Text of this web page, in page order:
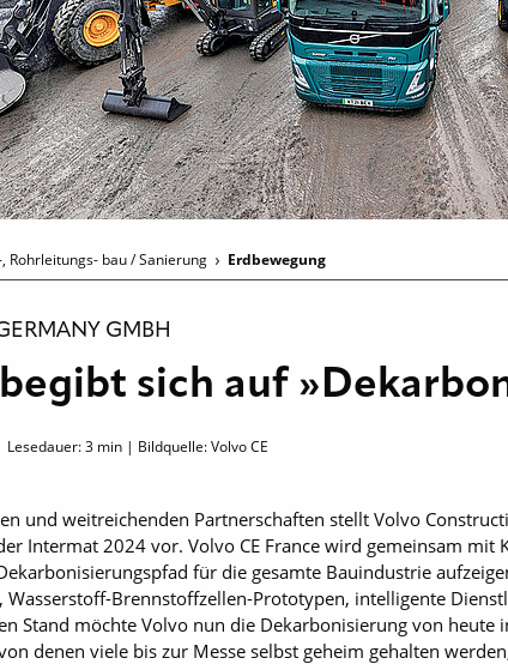
, Rohrleitungs- bau / Sanierung Erdbewegung
GMBH
sich auf
Lesedauer:3 min | Bildquelle: Volvo CE
und weitreichenden Partnerschaften stellt Volvo
Intermat 2024 vor. Volvo CE France wird gemeinsam mit
für die gesamte Bauindustrie
, Wasserstoff-Brennstoffzellen-Prototypen, intelligente
Stand möchte Volvo nun die Dekarbonisierung von
denen viele bis zur Messe selbst geheim gehalten